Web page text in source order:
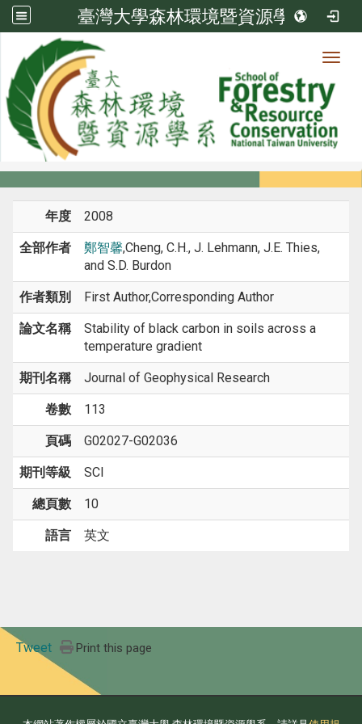
臺灣大學森林環境暨資源學系
系所成員
系所成員
年度 2008
全部作者 鄭智馨,Cheng, C.H., J. Lehmann, J.E. Thies,
and S.D. Burdon
作者類別 First Author,Corresponding Author
論文名稱
Stability of black carbon in soils across a
temperature gradient
期刊名稱 Journal of Geophysical Research
卷數 113
頁碼 G02027-G02036
期刊等級 SCI
總頁數 10
語言 英文
Tweet Print this page